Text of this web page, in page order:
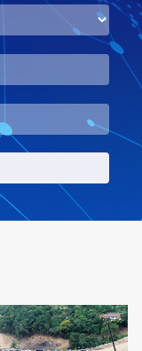
吨机制砂项目
计产能
500-600吨
原料
灰石